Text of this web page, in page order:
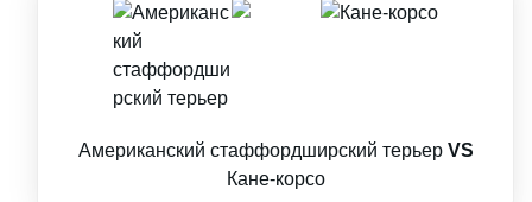
Американский стаффордширский терьер VS
Кане-корсо